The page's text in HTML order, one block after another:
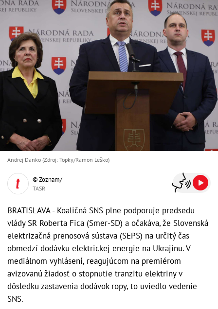
Andrej Danko (Zdroj: Topky/Ramon Leško)
© Zoznam/
TASR
BRATISLAVA - Koaličná SNS plne podporuje predsedu
vlády SR Roberta Fica (Smer-SD) a očakáva, že Slovenská
elektrizačná prenosová sústava (SEPS) na určitý čas
obmedzí dodávku elektrickej energie na Ukrajinu. V
mediálnom vyhlásení, reagujúcom na premiérom
avizovanú žiadosť o stopnutie tranzitu elektriny v
dôsledku zastavenia dodávok ropy, to uviedlo vedenie
SNS.